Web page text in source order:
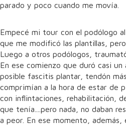
parado y poco cuando me movía.
Empecé mi tour con el podólogo
que me modificó las plantillas,
Luego a otros podólogos,
En ese comienzo que duró casi un
posible fascitis plantar, tendón
comprimían a la hora de estar de
con inflintaciones, rehabilitación,
que tenía....pero nada, no daban
a peor. En ese momento, además,